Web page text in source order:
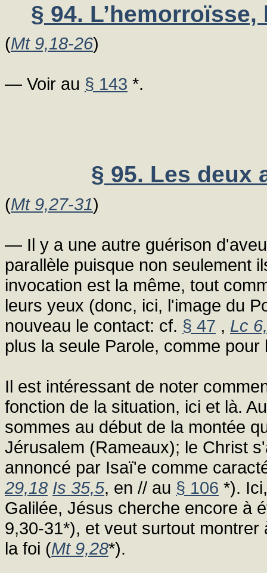
§ 94.
(Mt 9,18-26)
— Voir au § 143 *.
§ 95. Les deux
(Mt 9,27-31)
— Il y a une autre guérison
parallèle puisque non seulement
invocation est la même, tout
leurs yeux (donc, ici, l'image du
nouveau le contact: cf. § 47 , Lc
plus la seule Parole, comme
Il est intéressant de noter
fonction de la situation, ici et là.
sommes au début de la montée
Jérusalem (Rameaux); le Christ
annoncé par Isaï'e comme
29,18 Is 35,5, en // au § 106 *).
Galilée, Jésus cherche encore à
9,30-31*), et veut surtout
la foi (Mt 9,28*).